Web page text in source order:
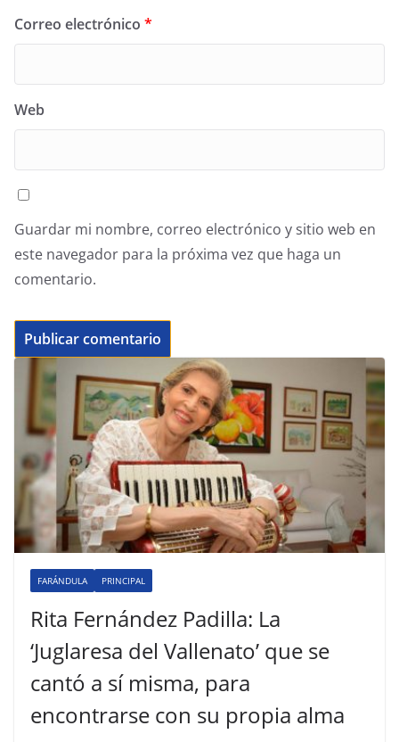
Correo electrónico *
Web
Guardar mi nombre, correo electrónico y sitio web en
este navegador para la próxima vez que haga un
comentario.
FARÁNDULA PRINCIPAL
Rita Fernández Padilla: La
‘Juglaresa del Vallenato’ que se
cantó a sí misma, para
encontrarse con su propia alma